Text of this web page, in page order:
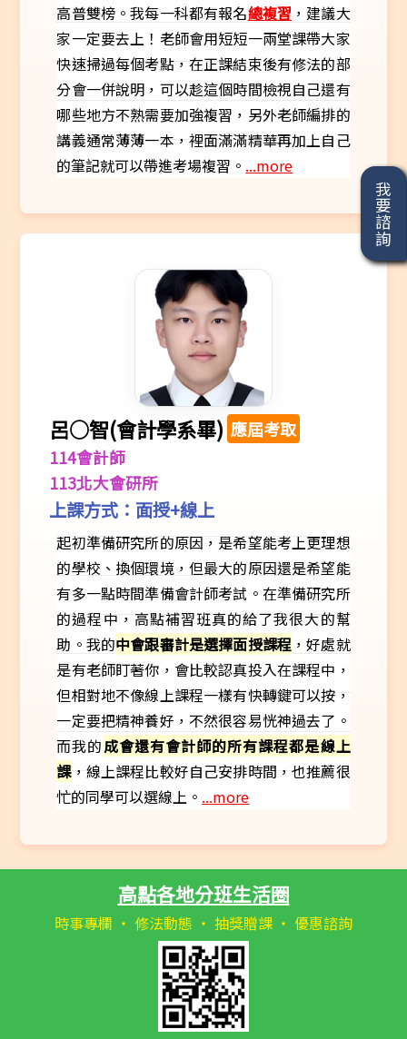
高普雙榜。我每一科都有報名總複習 ，建議大
家一定要去上！老師會用短短一兩堂課帶大家
快速掃過每個考點，在正課結束後有修法的部
分會一併說明，可以趁這個時間檢視自己還有
哪些地方不熟需要加強複習，另外老師編排的
講義通常薄薄一本，裡面滿滿精華再加上自己
的筆記就可以帶進考場複習。 ...more
呂○智(會計學系畢) 應屆考取
114會計師
113北大會研所
上課方式：面授+線上
起初準備研究所的原因，是希望能考上更理想
的學校、換個環境，但最大的原因還是希望能
有多一點時間準備會計師考試。在準備研究所
的過程中，高點補習班真的給了我很大的幫
助。我的中會跟審計是選擇面授課程 ，好處就
是有老師盯著你，會比較認真投入在課程中，
但相對地不像線上課程一樣有快轉鍵可以按，
一定要把精神養好，不然很容易恍神過去了。
而我的成會還有會計師的所有課程都是線上
課，線上課程比較好自己安排時間，也推薦很
忙的同學可以選線上。 ...more
我要諮詢
高點各地分班生活圈
時事專欄 ‧ 修法動態 ‧ 抽獎贈課 ‧ 優惠諮詢